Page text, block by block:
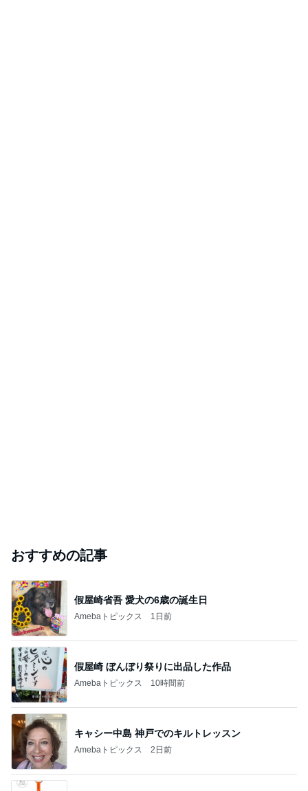
おすすめの記事
假屋崎省吾 愛犬の6歳の誕生日
Amebaトピックス 1日前
假屋崎 ぼんぼり祭りに出品した作品
Amebaトピックス 10時間前
キャシー中島 神戸でのキルトレッスン
Amebaトピックス 2日前